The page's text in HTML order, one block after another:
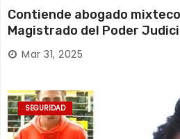
Contiende abogado
Magistrado del Poder
Huajuapan de León
Mar 31, 2025
SEGURIDAD